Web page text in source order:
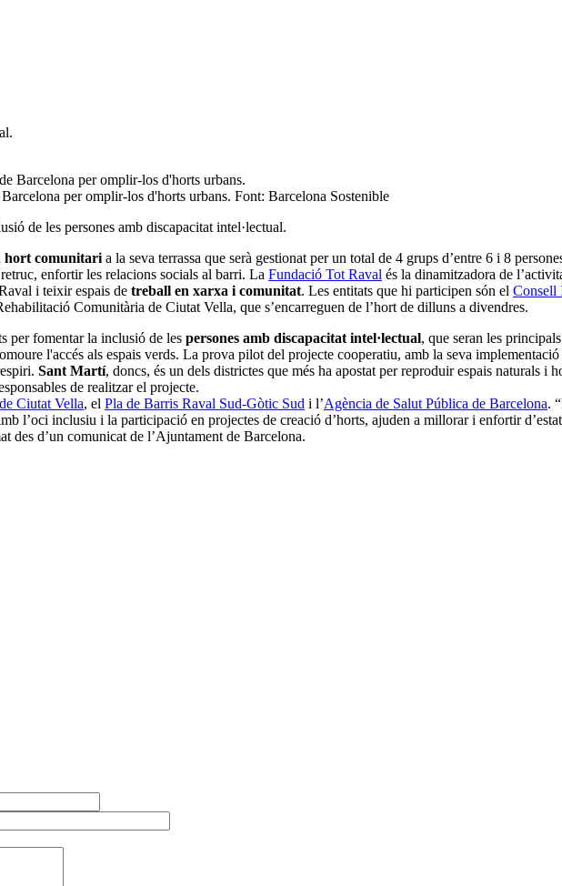
per omplir-los d'horts urbans. Font: Barcelona Sostenible
de les persones amb discapacitat intel·lectual.
hort comunitaria la seva terrassa que serà gestionat per un total de 4 grups d’entre 6 i 8
enfortir les relacions socials al barri. La Fundació Tot Raval és la dinamitzadora de
i teixir espais de treball en xarxa i comunitat. Les entitats que hi participen són el Consell
Comunitària de Ciutat Vella, que s’encarreguen de l’hort de dilluns a divendres.
per fomentar la inclusió de les persones amb discapacitat intel·lectual, que seran les
l'accés als espais verds. La prova pilot del projecte cooperatiu, amb la seva implementació
Sant Martí, doncs, és un dels districtes que més ha apostat per reproduir espais naturals i
de realitzar el projecte.
Ciutat Vella, el Pla de Barris Raval Sud-Gòtic Sud i l’Agència de Salut Pública de Barcelona.
l’oci inclusiu i la participació en projectes de creació d’horts, ajuden a millorar i enfortir
des d’un comunicat de l’Ajuntament de Barcelona.